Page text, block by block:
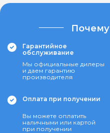
Почему
Гарантийное
обслуживание
Мы официальные дилеры
и даем гарантию
производителя
Оплата при получении
Вы можете оплатить
наличными или картой
при получении